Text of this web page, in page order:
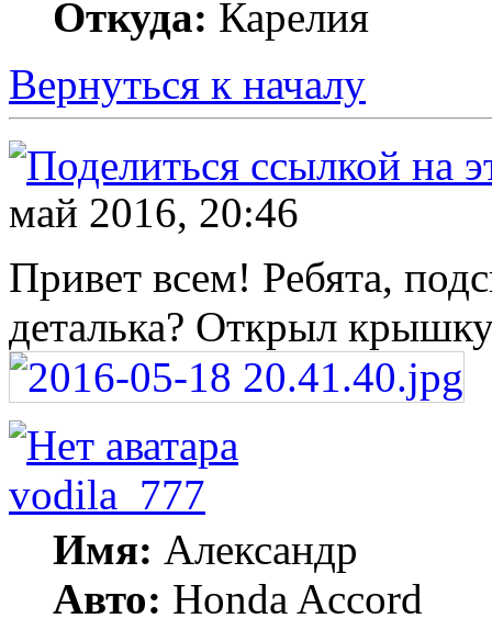
Откуда: Карелия
Вернуться к началу
май 2016, 20:46
Привет всем! Ребята,
деталька? Открыл крышку
vodila_777
Имя: Александр
Авто: Honda Accord